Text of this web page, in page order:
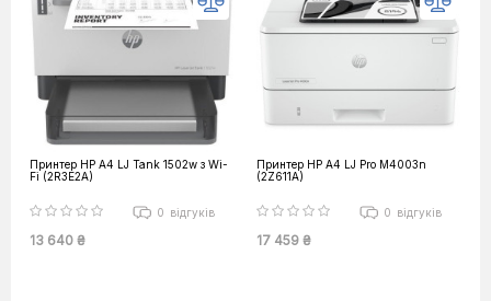
Принтер HP А4 LJ Tank 1502w з Wi-
Fi (2R3E2A)
0 відгуків
13 640 ₴
Принтер HP А4 LJ Pro M4003n
(2Z611A)
0 відгуків
17 459 ₴